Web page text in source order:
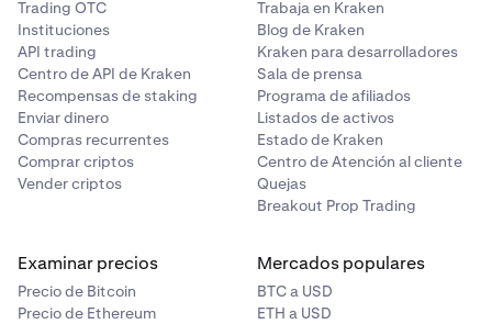
Trading OTC
Instituciones
API trading
Centro de API de Kraken
Recompensas de staking
Enviar dinero
Compras recurrentes
Comprar criptos
Vender criptos
Trabaja en Kraken
Blog de Kraken
Kraken para desarrolladores
Sala de prensa
Programa de afiliados
Listados de activos
Estado de Kraken
Centro de Atención al cliente
Quejas
Breakout Prop Trading
Examinar precios
Precio de Bitcoin
Precio de Ethereum
Mercados populares
BTC a USD
ETH a USD